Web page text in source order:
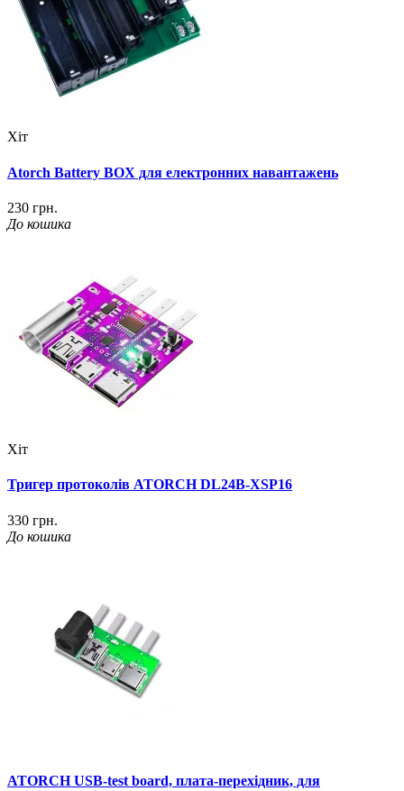
Хіт
Atorch Battery BOX для електронних навантажень
230 грн.
До кошика
Хіт
Тригер протоколів ATORCH DL24B-XSP16
330 грн.
До кошика
ATORCH USB-test board, плата-перехідник, для